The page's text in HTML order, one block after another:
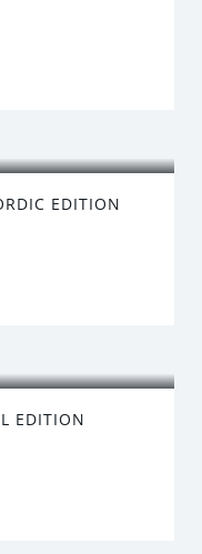
EDITION
EDITION